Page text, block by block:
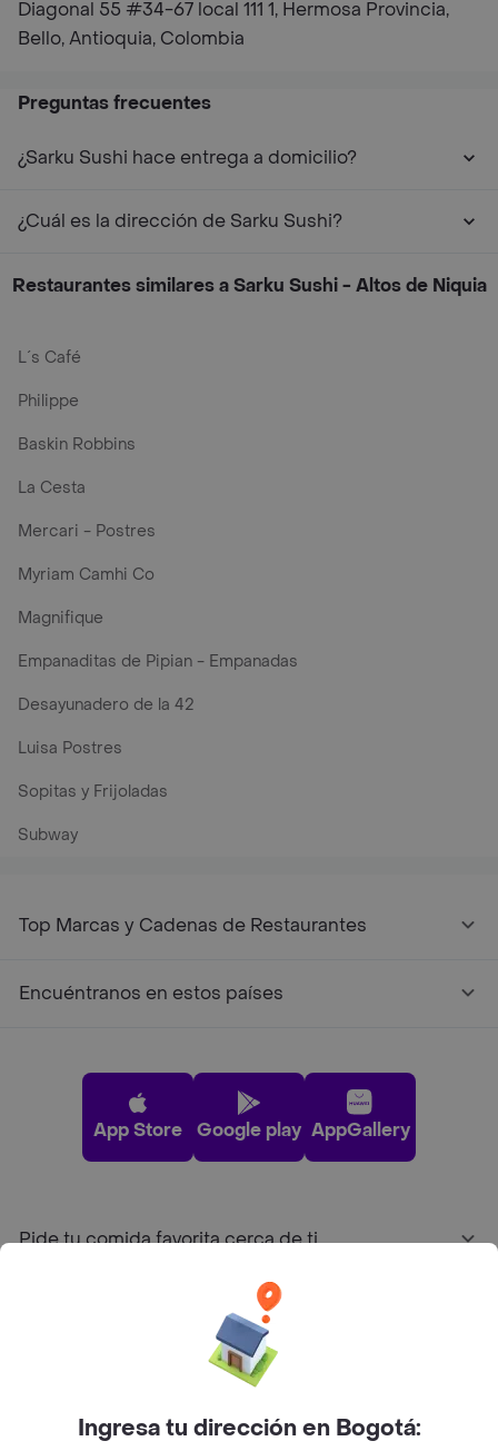
Diagonal 55 #34-67 local 111 1, Hermosa Provincia,
Bello, Antioquia, Colombia
Preguntas frecuentes
¿Sarku Sushi hace entrega a domicilio?
¿Cuál es la dirección de Sarku Sushi?
Restaurantes similares a Sarku Sushi - Altos de Niquia
L´s Café
Philippe
Baskin Robbins
La Cesta
Mercari - Postres
Myriam Camhi Co
Magnifique
Empanaditas de Pipian - Empanadas
Desayunadero de la 42
Luisa Postres
Sopitas y Frijoladas
Subway
Top Marcas y Cadenas de Restaurantes
Encuéntranos en estos países
App Store Google play AppGallery
Pide tu comida favorita cerca de ti
Sobre RappiIngresa tu dirección en Bogotá: